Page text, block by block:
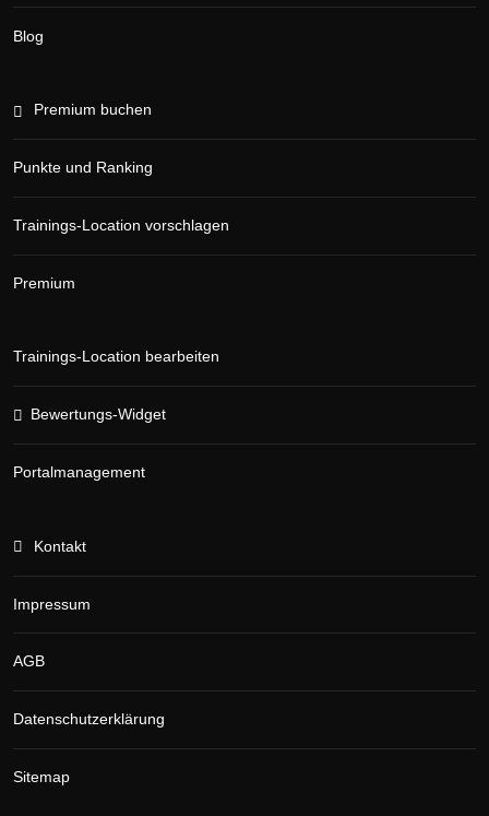
Blog
Premium buchen
Punkte und Ranking
Trainings-Location vorschlagen
Premium
Trainings-Location bearbeiten
Bewertungs-Widget
Portalmanagement
Kontakt
Impressum
AGB
Datenschutzerklärung
Sitemap